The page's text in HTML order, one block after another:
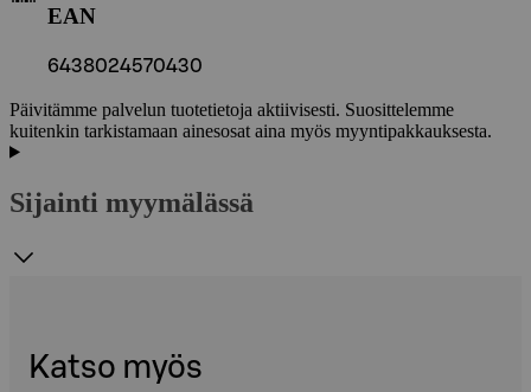
EAN
6438024570430
Päivitämme palvelun tuotetietoja aktiivisesti. Suosittelemme
kuitenkin tarkistamaan ainesosat aina myös myyntipakkauksesta.
Sijainti myymälässä
Katso myös